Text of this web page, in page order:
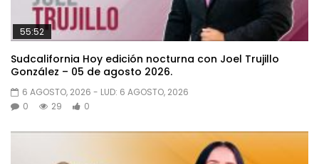
55:52
Sudcalifornia Hoy edición nocturna con Joel Trujillo
González – 05 de agosto 2026.
6 AGOSTO, 2026 - LUD: 6 AGOSTO, 2026
0
29 0